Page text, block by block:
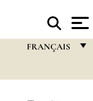
FRANÇAIS